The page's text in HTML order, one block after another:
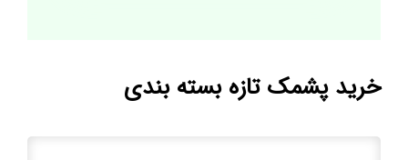
خرید پشمک تازه بسته بندی